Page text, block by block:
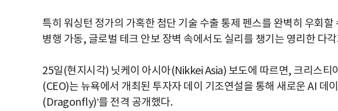
특히 워싱턴 정가의 가혹한 첨단 기술 수출 통제 펜스를 완벽히 우회
병행 가동, 글로벌 테크 안보 장벽 속에서도 실리를 챙기는 영리한 다
25일(현지시각) 닛케이 아시아(Nikkei Asia) 보도에 따르면, 크리스
(CEO)는 뉴욕에서 개최된 투자자 데이 기조연설을 통해 새로운 AI 데
(Dragonfly)’를 전격 공개했다.